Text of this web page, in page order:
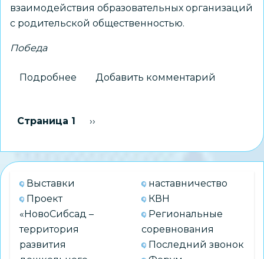
взаимодействия образовательных организаций
с родительской общественностью.
Победа
Подробнее
конкурс
родительский
Добавить комментарий
Нумерация
Страница 1 Следующая страница
››
Выставки
Проект
«НовоСибсад –
территория
развития
наставничество
КВН
Региональные
соревнования
Последний звонок